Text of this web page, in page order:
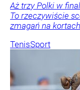
Aż trzy Polki w
To rzeczywiście
zmagań na
TenisSport